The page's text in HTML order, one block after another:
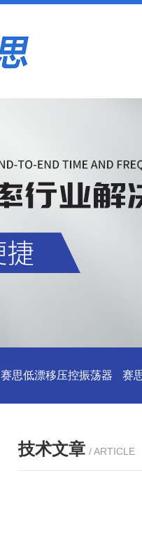
赛思低漂移压控振荡器 赛
技术文章 / ARTICLE